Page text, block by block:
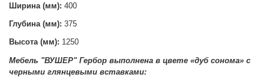
Ширина (мм): 400
Глубина (мм): 375
Высота (мм): 1250
Мебель "ВУШЕР" Гербор выполнена в цвете «дуб сонома» с
черными глянцевыми вставками: